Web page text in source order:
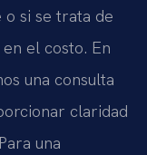
o si se trata de
el costo. En
una consulta
claridad
una